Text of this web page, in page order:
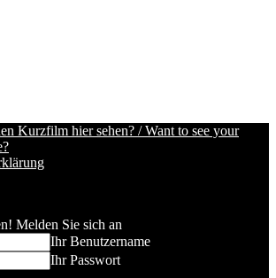
Kurzfilm hier sehen? / Want to see your
Melden Sie sich an
Ihr Benutzername
Ihr Passwort